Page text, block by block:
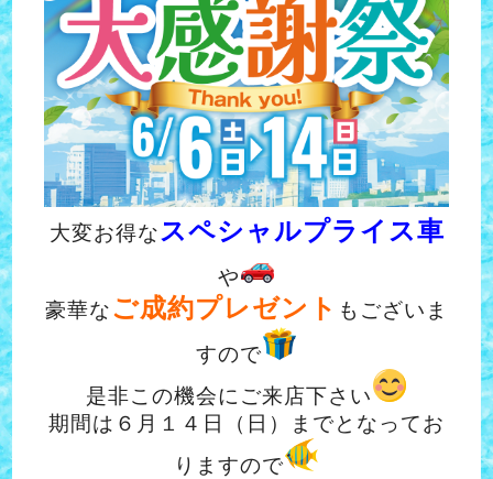
大変お得なスペシャルプライス車
や
豪華なご成約プレゼント もございま
すので
是非この機会にご来店下さい
期間は６月１４日（日）までとなってお
りますので